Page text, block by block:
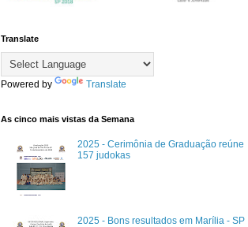
Translate
Powered by Translate
As cinco mais vistas da Semana
2025 - Cerimônia de Graduação reúne
157 judokas
2025 - Bons resultados em Marília - SP